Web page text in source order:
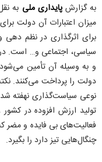
به گزارش پایداری ملی به
میزان اعتبارات آن دولت
برای اثرگذاری در نظم
سیاسی، اجتماعی و… است. در
و به وسیله آن تأمین
دولت را پرداخت می‌کنند.
نوعی سیاست‌گذاری نهفته
تولید ارزش افزوده در
فعالیت‌های بی فایده و مضر
چنگال‌هایی تیز دارد را بگیرد.